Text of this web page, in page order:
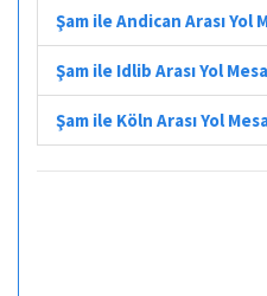
Şam ile Andican Arası
Şam ile Idlib Arası Yol
Şam ile Köln Arası Yol